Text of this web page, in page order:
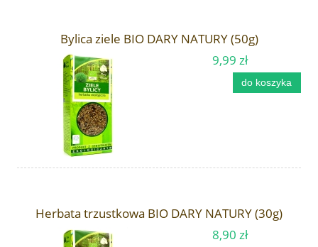
Bylica ziele BIO DARY NATURY (50g)
9,99 zł
do koszyka
Herbata trzustkowa BIO DARY NATURY (30g)
8,90 zł